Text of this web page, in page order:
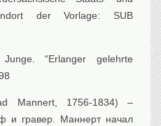
der Vorlage: SUB
“Erlanger gelehrte
Mannert, 1756-1834) –
и гравер. Маннерт начал